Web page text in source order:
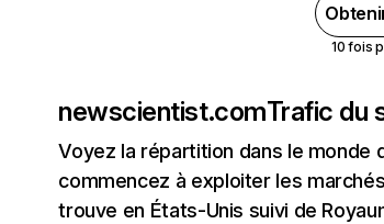
10 fois
newscientist.comTrafic du
Voyez la répartition dans le
commencez à exploiter les
trouve en États-Unis suivi de